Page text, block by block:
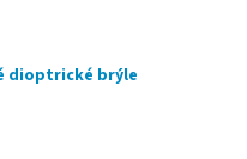
dioptrické brýle